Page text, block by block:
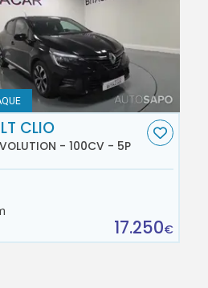
CLIO
- 100CV - 5P
17.250€